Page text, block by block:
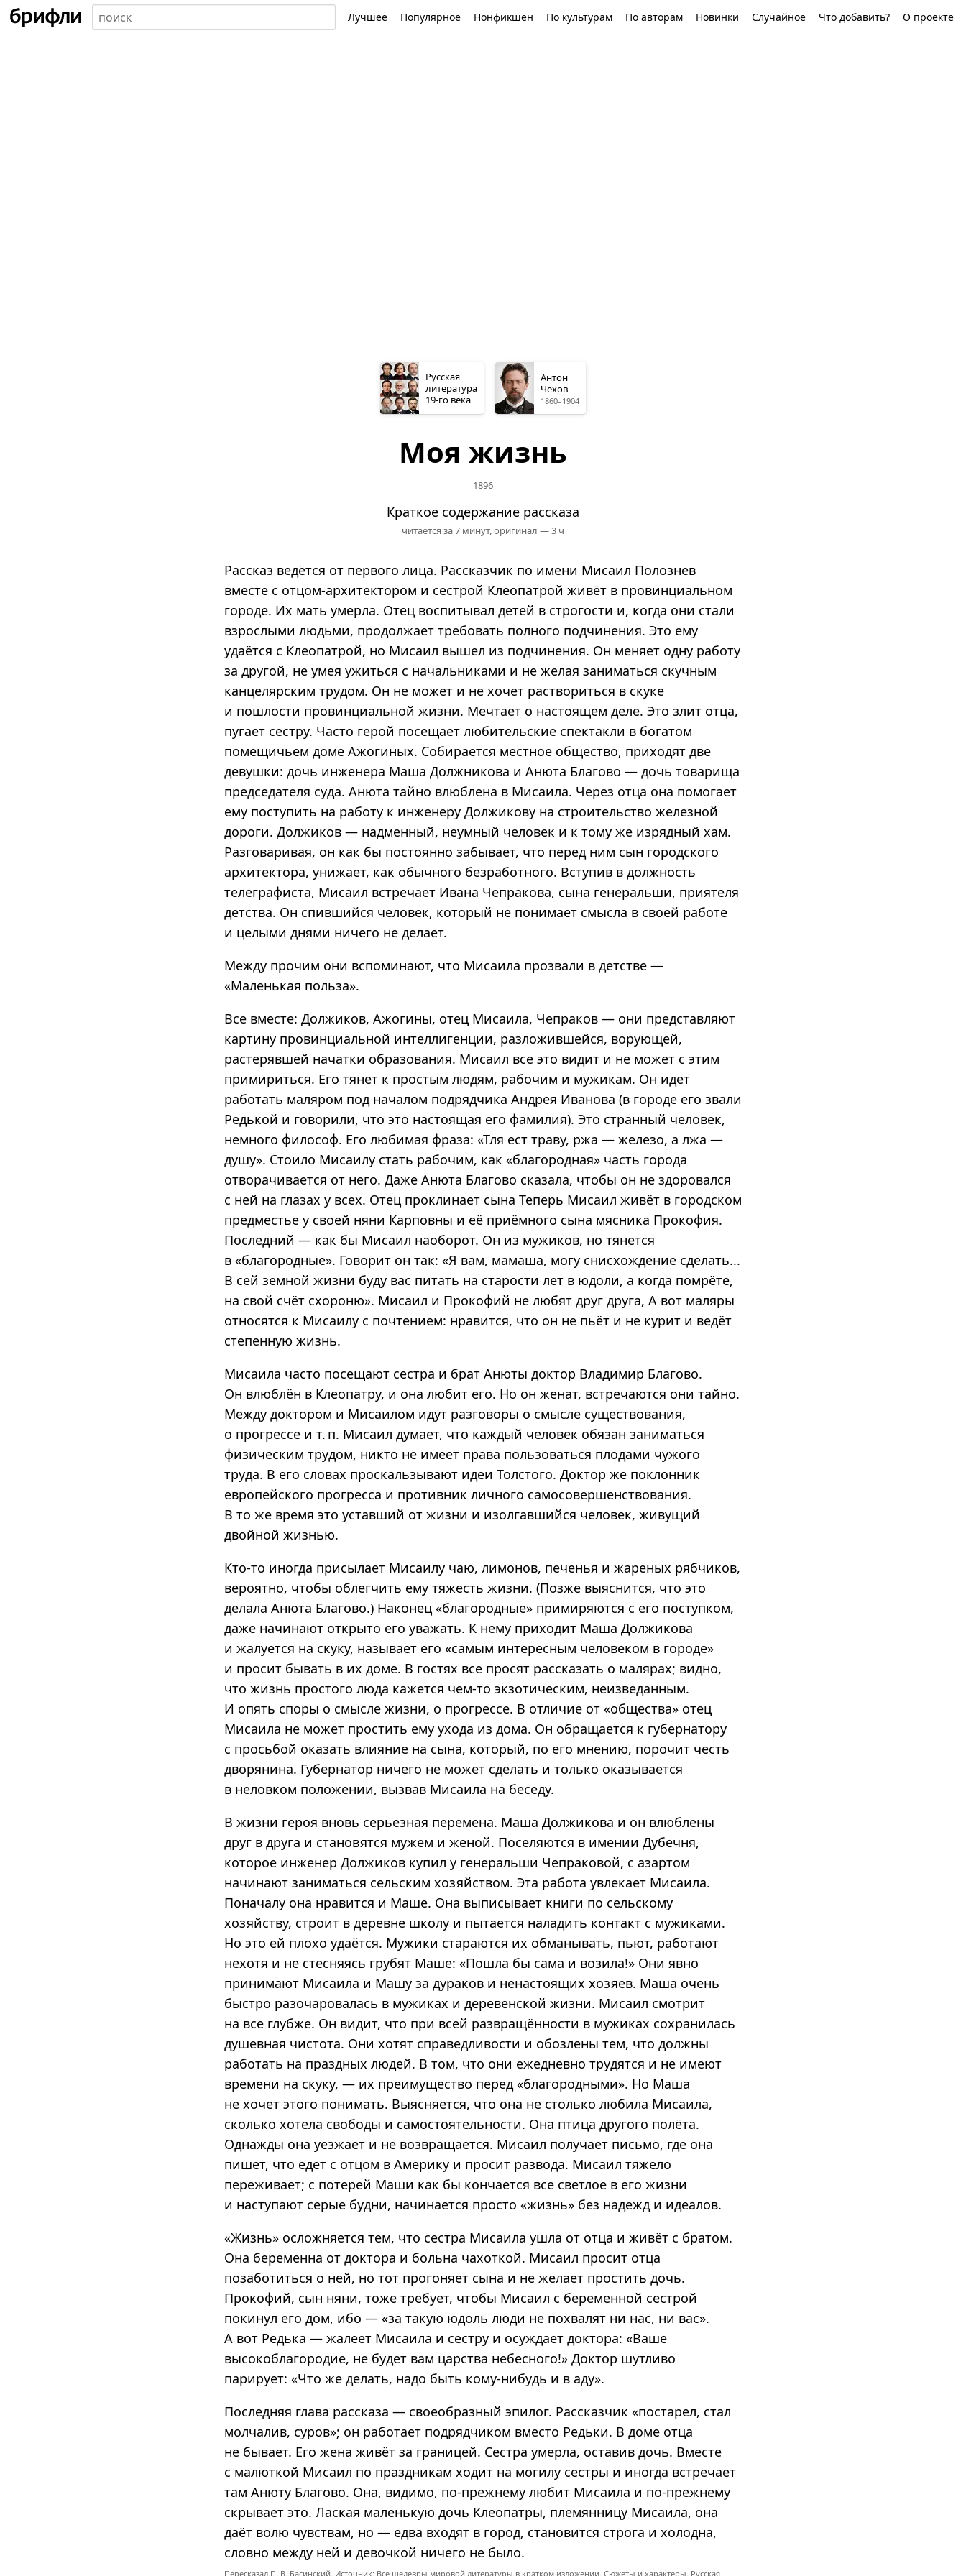
Лучшее Популярное Нонфикшен По культурам По авторам Новинки Случайное Что добавить? О проекте
Русская
литература
19-го века
Антон
Чехов
1860–1904
Моя жизнь
1896
Краткое содержание рассказа
читается за 7 минут,оригинал — 3 ч
Рассказ ведётся от первого лица. Рассказчик по имени Мисаил Полознев
вместе с отцом-архитектором и сестрой Клеопатрой живёт в провинциальном
городе. Их мать умерла. Отец воспитывал детей в строгости и, когда они стали
взрослыми людьми, продолжает требовать полного подчинения. Это ему
удаётся с Клеопатрой, но Мисаил вышел из подчинения. Он меняет одну работу
за другой, не умея ужиться с начальниками и не желая заниматься скучным
канцелярским трудом. Он не может и не хочет раствориться в скуке
и пошлости провинциальной жизни. Мечтает о настоящем деле. Это злит отца,
пугает сестру. Часто герой посещает любительские спектакли в богатом
помещичьем доме Ажогиных. Собирается местное общество, приходят две
девушки: дочь инженера Маша Должникова и Анюта Благово — дочь товарища
председателя суда. Анюта тайно влюблена в Мисаила. Через отца она помогает
ему поступить на работу к инженеру Должикову на строительство железной
дороги. Должиков — надменный, неумный человек и к тому же изрядный хам.
Разговаривая, он как бы постоянно забывает, что перед ним сын городского
архитектора, унижает, как обычного безработного. Вступив в должность
телеграфиста, Мисаил встречает Ивана Чепракова, сына генеральши, приятеля
детства. Он спившийся человек, который не понимает смысла в своей работе
и целыми днями ничего не делает.
Между прочим они вспоминают, что Мисаила прозвали в детстве —
«Маленькая польза».
Все вместе: Должиков, Ажогины, отец Мисаила, Чепраков — они представляют
картину провинциальной интеллигенции, разложившейся, ворующей,
растерявшей начатки образования. Мисаил все это видит и не может с этим
примириться. Его тянет к простым людям, рабочим и мужикам. Он идёт
работать маляром под началом подрядчика Андрея Иванова (в городе его звали
Редькой и говорили, что это настоящая его фамилия). Это странный человек,
немного философ. Его любимая фраза: «Тля ест траву, ржа — железо, а лжа —
душу». Стоило Мисаилу стать рабочим, как «благородная» часть города
отворачивается от него. Даже Анюта Благово сказала, чтобы он не здоровался
с ней на глазах у всех. Отец проклинает сына Теперь Мисаил живёт в городском
предместье у своей няни Карповны и её приёмного сына мясника Прокофия.
Последний — как бы Мисаил наоборот. Он из мужиков, но тянется
в «благородные». Говорит он так: «Я вам, мамаша, могу снисхождение сделать...
В сей земной жизни буду вас питать на старости лет в юдоли, а когда помрёте,
на свой счёт схороню». Мисаил и Прокофий не любят друг друга, А вот маляры
относятся к Мисаилу с почтением: нравится, что он не пьёт и не курит и ведёт
степенную жизнь.
Мисаила часто посещают сестра и брат Анюты доктор Владимир Благово.
Он влюблён в Клеопатру, и она любит его. Но он женат, встречаются они тайно.
Между доктором и Мисаилом идут разговоры о смысле существования,
о прогрессе и т. п. Мисаил думает, что каждый человек обязан заниматься
физическим трудом, никто не имеет права пользоваться плодами чужого
труда. В его словах проскальзывают идеи Толстого. Доктор же поклонник
европейского прогресса и противник личного самосовершенствования.
В то же время это уставший от жизни и изолгавшийся человек, живущий
двойной жизнью.
Кто-то иногда присылает Мисаилу чаю, лимонов, печенья и жареных рябчиков,
вероятно, чтобы облегчить ему тяжесть жизни. (Позже выяснится, что это
делала Анюта Благово.) Наконец «благородные» примиряются с его поступком,
даже начинают открыто его уважать. К нему приходит Маша Должикова
и жалуется на скуку, называет его «самым интересным человеком в городе»
и просит бывать в их доме. В гостях все просят рассказать о малярах; видно,
что жизнь простого люда кажется чем-то экзотическим, неизведанным.
И опять споры о смысле жизни, о прогрессе. В отличие от «общества» отец
Мисаила не может простить ему ухода из дома. Он обращается к губернатору
с просьбой оказать влияние на сына, который, по его мнению, порочит честь
дворянина. Губернатор ничего не может сделать и только оказывается
в неловком положении, вызвав Мисаила на беседу.
В жизни героя вновь серьёзная перемена. Маша Должикова и он влюблены
друг в друга и становятся мужем и женой. Поселяются в имении Дубечня,
которое инженер Должиков купил у генеральши Чепраковой, с азартом
начинают заниматься сельским хозяйством. Эта работа увлекает Мисаила.
Поначалу она нравится и Маше. Она выписывает книги по сельскому
хозяйству, строит в деревне школу и пытается наладить контакт с мужиками.
Но это ей плохо удаётся. Мужики стараются их обманывать, пьют, работают
нехотя и не стесняясь грубят Маше: «Пошла бы сама и возила!» Они явно
принимают Мисаила и Машу за дураков и ненастоящих хозяев. Маша очень
быстро разочаровалась в мужиках и деревенской жизни. Мисаил смотрит
на все глубже. Он видит, что при всей развращённости в мужиках сохранилась
душевная чистота. Они хотят справедливости и обозлены тем, что должны
работать на праздных людей. В том, что они ежедневно трудятся и не имеют
времени на скуку, — их преимущество перед «благородными». Но Маша
не хочет этого понимать. Выясняется, что она не столько любила Мисаила,
сколько хотела свободы и самостоятельности. Она птица другого полёта.
Однажды она уезжает и не возвращается. Мисаил получает письмо, где она
пишет, что едет с отцом в Америку и просит развода. Мисаил тяжело
переживает; с потерей Маши как бы кончается все светлое в его жизни
и наступают серые будни, начинается просто «жизнь» без надежд и идеалов.
«Жизнь» осложняется тем, что сестра Мисаила ушла от отца и живёт с братом.
Она беременна от доктора и больна чахоткой. Мисаил просит отца
позаботиться о ней, но тот прогоняет сына и не желает простить дочь.
Прокофий, сын няни, тоже требует, чтобы Мисаил с беременной сестрой
покинул его дом, ибо — «за такую юдоль люди не похвалят ни нас, ни вас».
А вот Редька — жалеет Мисаила и сестру и осуждает доктора: «Ваше
высокоблагородие, не будет вам царства небесного!» Доктор шутливо
парирует: «Что же делать, надо быть кому-нибудь и в аду».
Последняя глава рассказа — своеобразный эпилог. Рассказчик «постарел, стал
молчалив, суров»; он работает подрядчиком вместо Редьки. В доме отца
не бывает. Его жена живёт за границей. Сестра умерла, оставив дочь. Вместе
с малюткой Мисаил по праздникам ходит на могилу сестры и иногда встречает
там Анюту Благово. Она, видимо, по-прежнему любит Мисаила и по-прежнему
скрывает это. Лаская маленькую дочь Клеопатры, племянницу Мисаила, она
даёт волю чувствам, но — едва входят в город, становится строга и холодна,
словно между ней и девочкой ничего не было.
Пересказал П. В. Басинский . Источник: Все шедевры мировой литературы в кратком изложении. Сюжеты и характеры. Русская